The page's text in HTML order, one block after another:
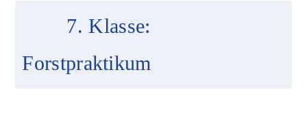
7. Klasse:
Forstpraktikum